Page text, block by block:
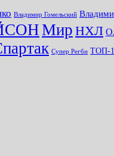
Владимир Гомельский
Мир НХЛ
Супер Регби ТОП-